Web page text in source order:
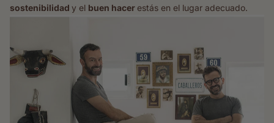
sostenibilidad y el buen hacer estás en el lugar adecuado.